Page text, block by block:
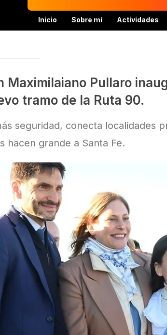
Inicio Sobre mí Actividades
Maximilaiano Pullaro
tramo de la Ruta 90.
seguridad, conecta localidades
hacen grande a Santa Fe.